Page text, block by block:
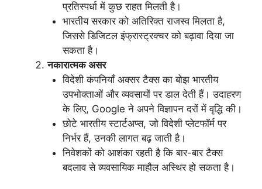
प्रतिस्पर्धा में कुछ राहत मिलती है।
भारतीय सरकार को अतिरिक्त राजस्व मिलता है,
जिससे डिजिटल इंफ्रास्ट्रक्चर को बढ़ावा दिया जा
सकता है।
नकारात्मक असर
विदेशी कंपनियाँ अक्सर टैक्स का बोझ भारतीय
उपभोक्ताओं और व्यवसायों पर डाल देती हैं। उदाहरण
के लिए, Google ने अपने विज्ञापन दरों में वृद्धि की।
छोटे भारतीय स्टार्टअप्स, जो विदेशी प्लेटफॉर्म पर
निर्भर हैं, उनकी लागत बढ़ जाती है।
निवेशकों को आशंका रहती है कि बार-बार टैक्स
बदलाव से व्यवसायिक माहौल अस्थिर हो सकता है।